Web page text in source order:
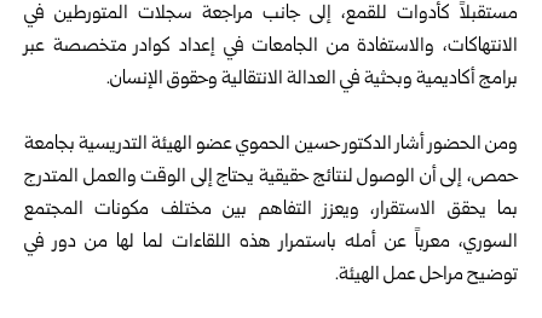
مستقبلاً كأدوات للقمع، إلى جانب مراجعة سجلات المتورطين في
الانتهاكات، والاستفادة من الجامعات في إعداد كوادر متخصصة عبر
برامج أكاديمية وبحثية في العدالة الانتقالية وحقوق الإنسان.
ومن الحضور أشار الدكتور حسين الحموي عضو الهيئة التدريسية بجامعة
حمص، إلى أن الوصول لنتائج حقيقية يحتاج إلى الوقت والعمل المتدرج
بما يحقق الاستقرار، ويعزز التفاهم بين مختلف مكونات المجتمع
السوري، معرباً عن أمله باستمرار هذه اللقاءات لما لها من دور في
توضيح مراحل عمل الهيئة.